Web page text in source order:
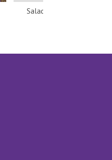
Salada de Atum com